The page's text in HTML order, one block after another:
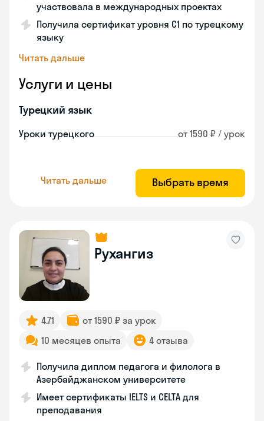
участвовала в международных проектах
Получила сертификат уровня C1 по турецкому
языку
Читать дальше
Услуги и цены
Турецкий язык
Уроки турецкого от 1590 ₽ / урок
Читать дальше Выбрать время
Рухангиз
4.71
от 1590 ₽ за урок
10 месяцев опыта
4 отзыва
Получила диплом педагога и филолога в
Азербайджанском университете
Имеет сертификаты IELTS и CELTA для
преподавания